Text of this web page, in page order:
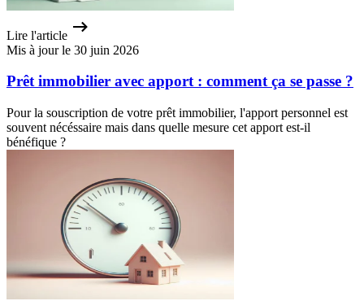
Lire l'article
Mis à jour le 30 juin 2026
Prêt immobilier avec apport : comment ça se passe ?
Pour la souscription de votre prêt immobilier, l'apport personnel est
souvent nécéssaire mais dans quelle mesure cet apport est-il
bénéfique ?